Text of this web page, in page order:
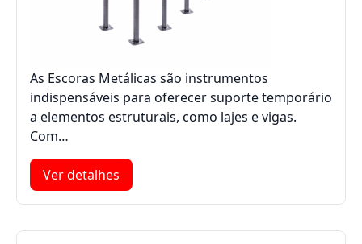
As Escoras Metálicas são instrumentos
indispensáveis para oferecer suporte temporário
a elementos estruturais, como lajes e vigas.
Com…
Ver detalhes